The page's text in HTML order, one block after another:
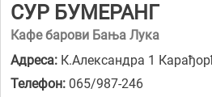
СУР БУМЕРАНГ
Кафе барови Бања Лука
Адреса: К.Александра 1
Телефон: 065/987-246